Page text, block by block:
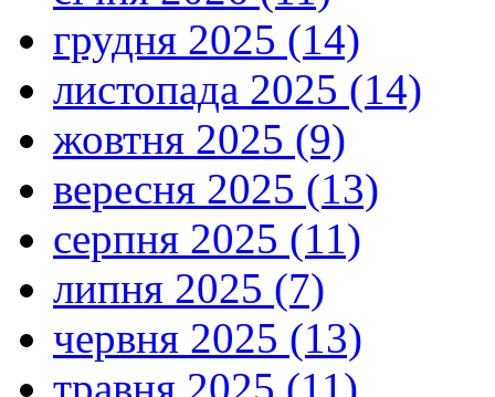
грудня 2025 (14)
листопада 2025 (14)
жовтня 2025 (9)
вересня 2025 (13)
серпня 2025 (11)
липня 2025 (7)
червня 2025 (13)
травня 2025 (11)